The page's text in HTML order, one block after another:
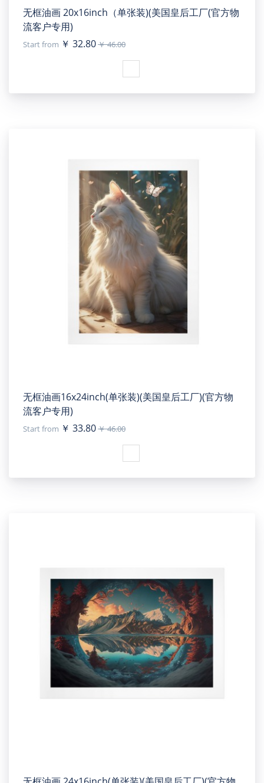
无框油画 20x16inch（单张装)(美国皇后工厂(官方物
流客户专用)
Start from ￥ 32.80￥ 46.00
无框油画16x24inch(单张装)(美国皇后工厂)(官方物
流客户专用)
Start from ￥ 33.80￥ 46.00